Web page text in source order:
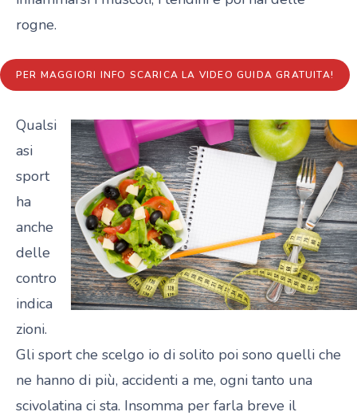
rogne.
PER MAGGIORI INFO SCARICA LA VIDEO GUIDA GRATUITA!
Qualsi
asi
sport
ha
anche
delle
contro
indica
zioni.
Gli sport che scelgo io di solito poi sono quelli che
ne hanno di più, accidenti a me, ogni tanto una
scivolatina ci sta. Insomma per farla breve il